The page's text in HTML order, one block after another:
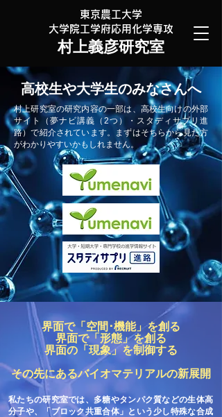
東京農工大学
大学院工学府応用化学専攻
村上義彦研究室
高校生や大学生のみなさんへ
村上研究室の研究内容の一部は、高校生向けの外部
サイト（夢ナビ講義（2つ）・スタディサプリ進
路）で紹介されています。まずはそちらから見た方
がわかりやすいかもしれません。
界面で「空間･機能」を創る
界面で「形態」を創る
界面の「現象」を制御する
その先にあるバイオマテリアルの新展開
私たちの研究室では、多糖やタンパク質などの生体高
分子や、「ブロック共重合体」という少し特殊な合成